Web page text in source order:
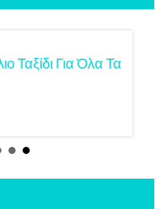
Ταξίδι Για Όλα Τα